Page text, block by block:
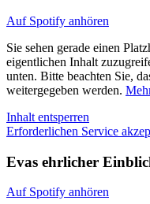
Auf Spotify anhören
Sie sehen gerade einen
eigentlichen Inhalt
unten. Bitte beachten Sie,
weitergegeben werden.
Inhalt entsperren
Erforderlichen Service
Evas ehrlicher
Auf Spotify anhören